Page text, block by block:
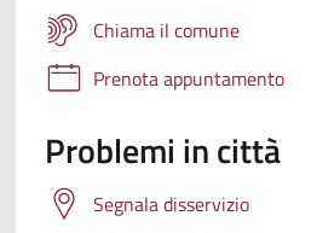
Chiama il comune
Prenota appuntamento
Problemi in città
Segnala disservizio